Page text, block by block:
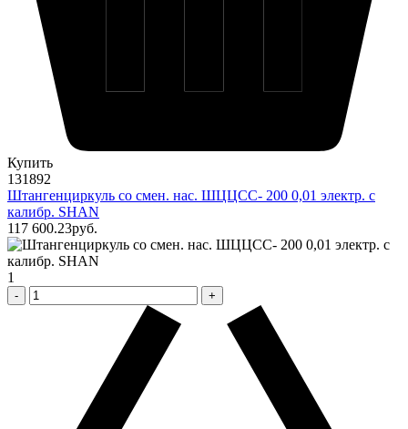
Купить
131892
Штангенциркуль со смен. нас. ШЦЦСС- 200 0,01 электр. с
калибр. SHAN
117 600.23pуб.
1